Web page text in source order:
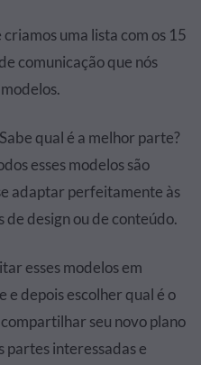
uma lista com os 15
comunicação que nós
qual é a melhor parte?
esses modelos são
adaptar perfeitamente às
de design ou de conteúdo.
esses modelos em
e depois escolher qual é o
seu novo plano
partes interessadas e